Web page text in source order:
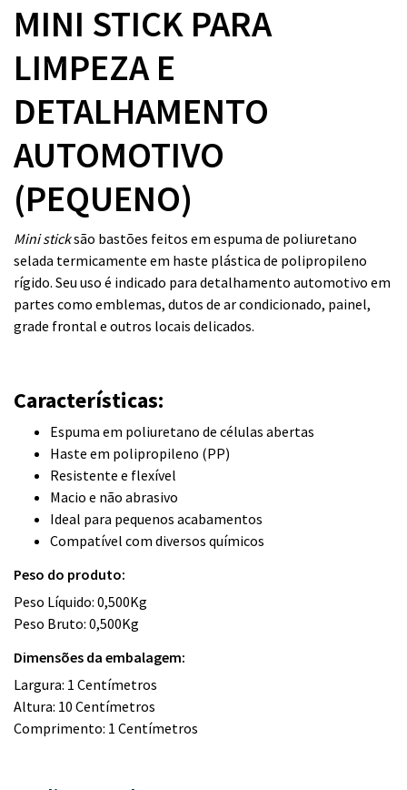
MINI STICK PARA
LIMPEZA E
DETALHAMENTO
AUTOMOTIVO
(PEQUENO)
Mini sticksão bastões feitos em espuma de poliuretano
selada termicamente em haste plástica de polipropileno
rígido. Seu uso é indicado para detalhamento automotivo em
partes como emblemas, dutos de ar condicionado, painel,
grade frontal e outros locais delicados.
Características:
Espuma em poliuretano de células abertas
Haste em polipropileno (PP)
Resistente e flexível
Macio e não abrasivo
Ideal para pequenos acabamentos
Compatível com diversos químicos
Peso do produto:
Peso Líquido: 0,500Kg
Peso Bruto: 0,500Kg
Dimensões da embalagem:
Largura: 1 Centímetros
Altura: 10 Centímetros
Comprimento: 1 Centímetros